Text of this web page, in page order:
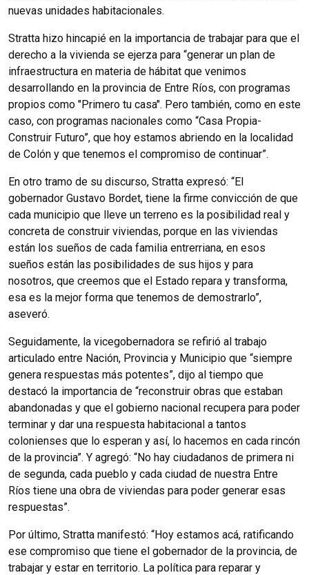
nuevas unidades habitacionales.
Stratta hizo hincapié en la importancia de trabajar para que el
derecho a la vivienda se ejerza para “generar un plan de
infraestructura en materia de hábitat que venimos
desarrollando en la provincia de Entre Ríos, con programas
propios como "Primero tu casa". Pero también, como en este
caso, con programas nacionales como “Casa Propia-
Construir Futuro”, que hoy estamos abriendo en la localidad
de Colón y que tenemos el compromiso de continuar”.
En otro tramo de su discurso, Stratta expresó: “El
gobernador Gustavo Bordet, tiene la firme convicción de que
cada municipio que lleve un terreno es la posibilidad real y
concreta de construir viviendas, porque en las viviendas
están los sueños de cada familia entrerriana, en esos
sueños están las posibilidades de sus hijos y para
nosotros, que creemos que el Estado repara y transforma,
esa es la mejor forma que tenemos de demostrarlo”,
aseveró.
Seguidamente, la vicegobernadora se refirió al trabajo
articulado entre Nación, Provincia y Municipio que “siempre
genera respuestas más potentes”, dijo al tiempo que
destacó la importancia de “reconstruir obras que estaban
abandonadas y que el gobierno nacional recupera para poder
terminar y dar una respuesta habitacional a tantos
colonienses que lo esperan y así, lo hacemos en cada rincón
de la provincia”. Y agregó: “No hay ciudadanos de primera ni
de segunda, cada pueblo y cada ciudad de nuestra Entre
Ríos tiene una obra de viviendas para poder generar esas
respuestas”.
Por último, Stratta manifestó: “Hoy estamos acá, ratificando
ese compromiso que tiene el gobernador de la provincia, de
trabajar y estar en territorio. La política para reparar y